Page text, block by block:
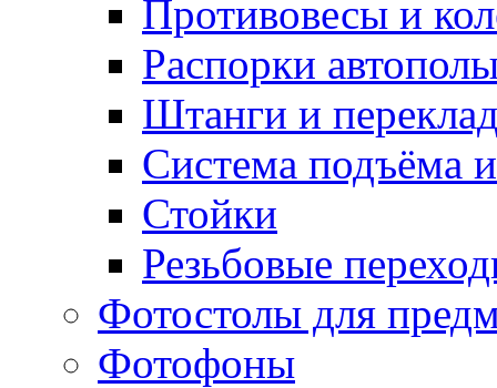
Противовесы и
Распорки
Штанги и
Система подъёма
Стойки
Резьбовые
Фотостолы для
Фотофоны